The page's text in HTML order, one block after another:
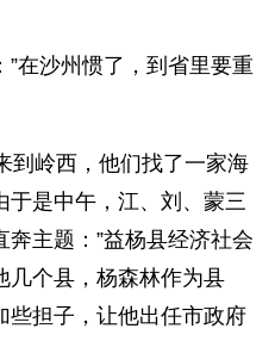
在沙州惯了，到省里要重
到岭西，他们找了一家海
于是中午，江、刘、蒙三
主题：”益杨县经济社会
几个县，杨森林作为县
些担子，让他出任市政府